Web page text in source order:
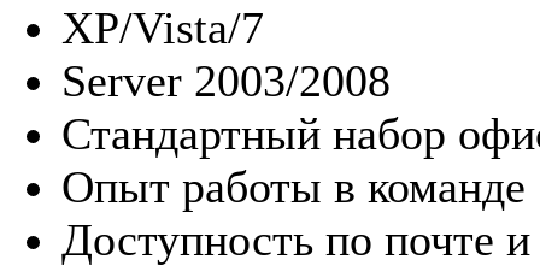
XP/Vista/7
Server 2003/2008
Стандартный набор
Опыт работы в команде
Доступность по почте